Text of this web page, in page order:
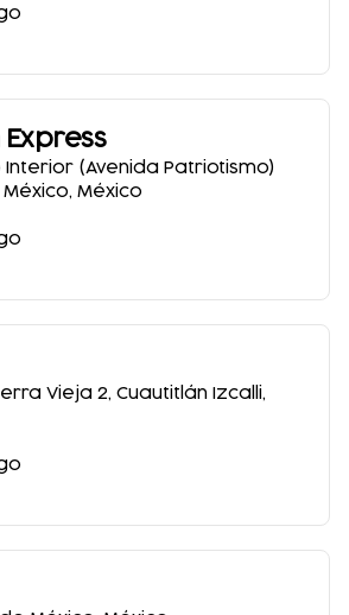
Express
Interior (Avenida Patriotismo)
, México
Vieja 2, Cuautitlán Izcalli,